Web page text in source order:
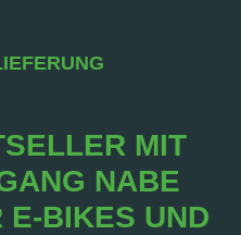
MIT
NABE
E-BIKES UND